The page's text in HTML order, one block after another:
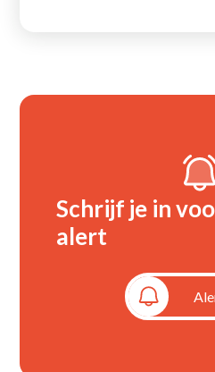
Schrijf je in
alert